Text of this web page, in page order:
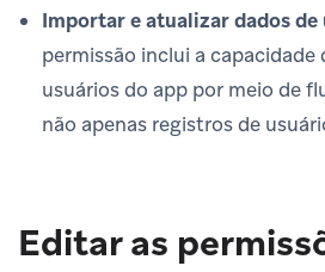
Importar e atualizar dados de
permissão inclui a capacidade
usuários do app por meio de
não apenas registros de
Editar as